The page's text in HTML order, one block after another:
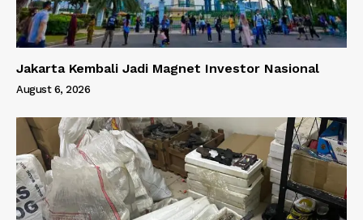
Jakarta Kembali Jadi Magnet Investor Nasional
August 6, 2026